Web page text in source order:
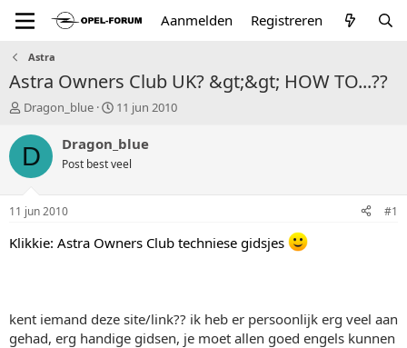
Aanmelden Registreren
Astra
Astra Owners Club UK? &gt;&gt; HOW TO...??
T
p
t
a
r
t
Dragon_blue
S
a
r
t
u
m
11 jun 2010
D Dragon_blue
Post best veel
11 jun 2010 #1
Klikkie: Astra Owners Club techniese gidsjes
kent iemand deze site/link?? ik heb er persoonlijk erg veel aan
gehad, erg handige gidsen, je moet allen goed engels kunnen